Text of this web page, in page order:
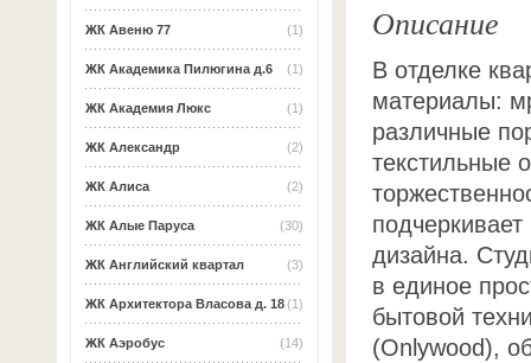
(1)
ЖК Авеню 77
(1)
ЖК Академика Пилюгина д.6
(1)
ЖК Академия Люкс
(2)
ЖК Александр
(2)
ЖК Алиса
(30)
ЖК Алые Паруса
(3)
ЖК Английский квартал
(1)
ЖК Архитектора Власова д. 18
(14)
ЖК Аэробус
Описание
В отделке
материалы:
различные
текстильные
дизайна.
в единое
бытовой
(Onlywood),